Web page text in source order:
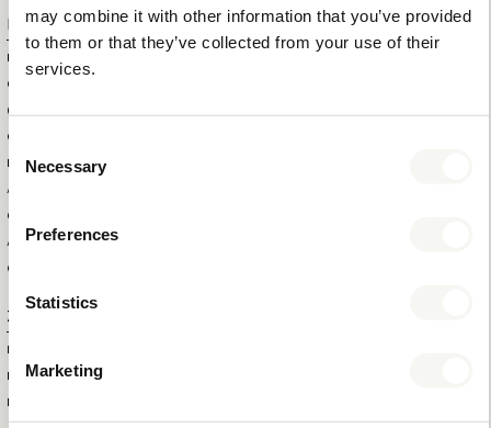
may combine it with other information that you’ve provided
to them or that they’ve collected from your use of their
services.
Consent
Selection
Necessary
Preferences
Statistics
Marketing
Logistische Informationen
HS CODE
GRÖSSE DER AUSSENBOX (B
XTXH)
GEWICHT DER AUSSENBOX
BRUTTOGEWICHT DES
ARTIKELS
GESAMTMENGE IN DER
AUSSENBOX
GESAMTMENGE PRO PALETTE
Zusatzinformation
MARKE
FARBE
MATERIAL